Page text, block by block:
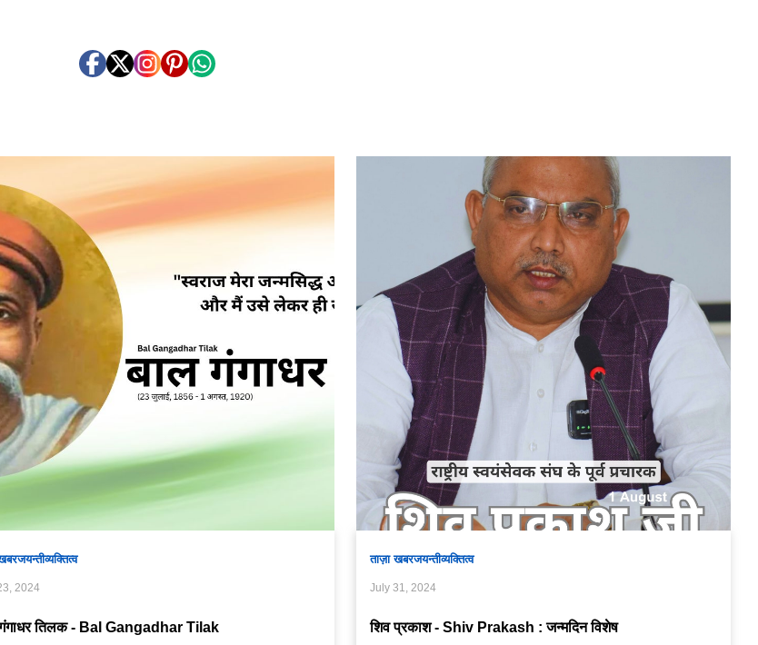
जयन्तीव्यक्तित्व
2024
तिलक - Bal Gangadhar Tilak
ताज़ा खबरजयन्तीव्यक्तित्व
July 31, 2024
शिव प्रकाश - Shiv Prakash : जन्मदिन विशेष